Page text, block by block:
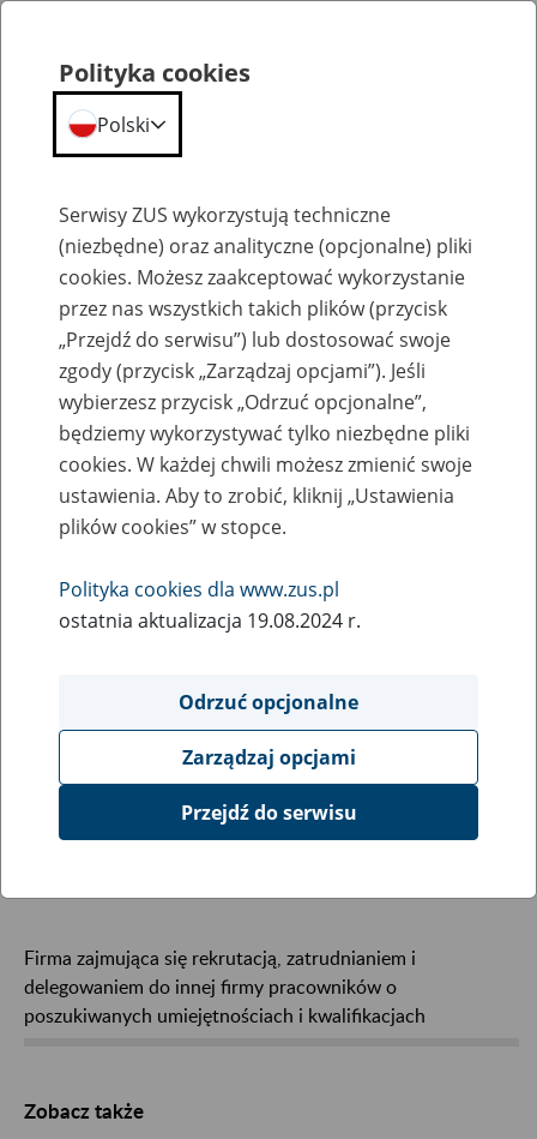
Słownik
Słownik
Agencja pracy
tymczasowej
Firma zajmująca się rekrutacją, zatrudnianiem i
delegowaniem do innej firmy pracowników o
poszukiwanych umiejętnościach i kwalifikacjach
Zobacz także
Polityka cookies
Polski
Serwisy ZUS wykorzystują techniczne
(niezbędne) oraz analityczne (opcjonalne) pliki
cookies. Możesz zaakceptować wykorzystanie
przez nas wszystkich takich plików (przycisk
„Przejdź do serwisu”) lub dostosować swoje
zgody (przycisk „Zarządzaj opcjami”). Jeśli
wybierzesz przycisk „Odrzuć opcjonalne”,
będziemy wykorzystywać tylko niezbędne pliki
cookies. W każdej chwili możesz zmienić swoje
ustawienia. Aby to zrobić, kliknij „Ustawienia
plików cookies” w stopce.
Polityka cookies dla www.zus.pl
ostatnia aktualizacja 19.08.2024 r.
Odrzuć opcjonalne
Zarządzaj opcjami
Przejdź do serwisu